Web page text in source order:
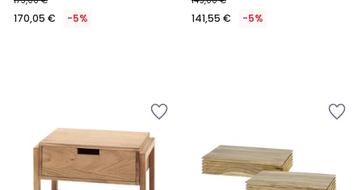
170,05 € -5% 141,55 € -5%